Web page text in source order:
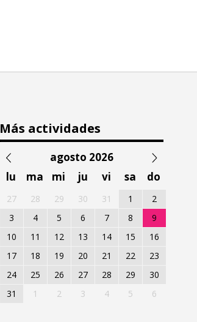
Más actividades
agosto 2026
lu
ma mi ju vi sa do
27 28 29 30 31 1
2
3
4 5 6 7 8
9
10
11 12 13 14 15
16
17
18 19 20 21 22
23
24
25 26 27 28 29
30
31
1 2 3 4 5 6